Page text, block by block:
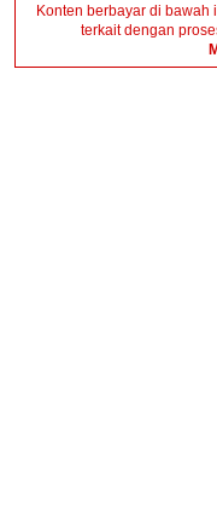
Konten berbayar di bawah
terkait dengan